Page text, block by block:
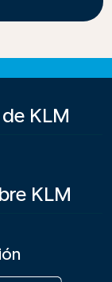
de KLM
KLM